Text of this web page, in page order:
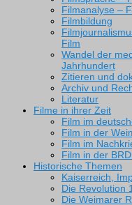
Filmanalyse –
Filmbildung
Film
Wandel der
Jahrhundert
Zitieren und
Archiv und
Literatur
Filme in ihrer Zeit
Film im
Film in der
Film im
Film in der
Historische Themen
Kaiserreich,
Die Revolution
Die Weimarer